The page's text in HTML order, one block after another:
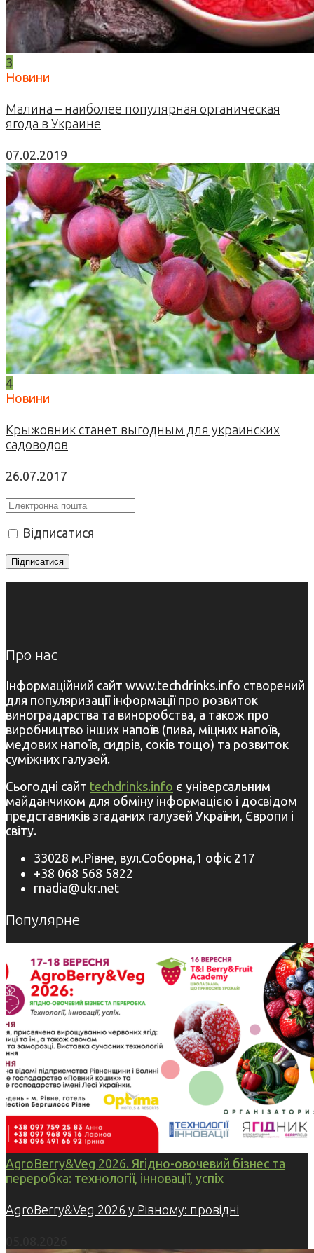
3
Новини
Малина – наиболее популярная органическая
ягода в Украине
07.02.2019
4
Новини
Крыжовник станет выгодным для украинских
садоводов
26.07.2017
Відписатися
Про нас
Інформаційний сайт www.techdrinks.info створений
для популяризації інформації про розвиток
виноградарства та виноробства, а також про
виробництво інших напоїв (пива, міцних напоїв,
медових напоїв, сидрів, соків тощо) та розвиток
суміжних галузей.
Сьогодні сайт techdrinks.info є універсальним
майданчиком для обміну інформацією і досвідом
представників згаданих галузей України, Європи і
світу.
33028 м.Рівне, вул.Соборна,1 офіс 217
+38 068 568 5822
rnadia@ukr.net
Популярне
AgroBerry&Veg 2026. Ягідно-овочевий бізнес та
переробка: технології, інновації, успіх
AgroBerry&Veg 2026 у Рівному: провідні